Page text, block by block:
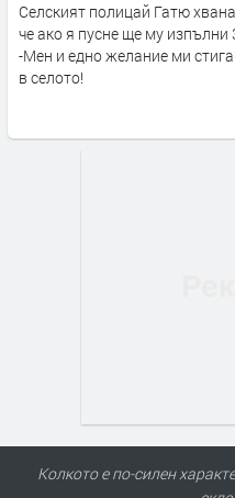
Селският полицай Гатю
че ако я пусне ще му
-Мен и едно желание ми
в селото!
Колкото е по-силен